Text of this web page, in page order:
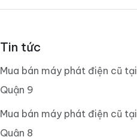
Tin tức
Mua bán máy phát điện cũ tại
Quận 9
Mua bán máy phát điện cũ tại
Quận 8